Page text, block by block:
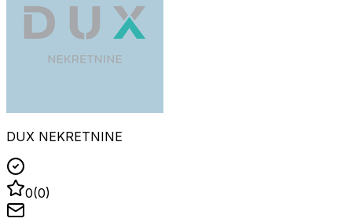
DUX NEKRETNINE
0(0)